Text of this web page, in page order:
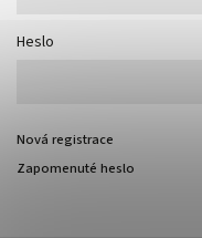
Heslo
Nová registrace
Zapomenuté heslo